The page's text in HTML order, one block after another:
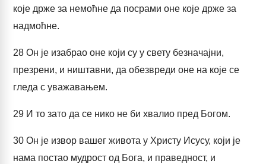
које држе за немоћне да посрами оне које држе за
надмоћне.
28 Он је изабрао оне који су у свету безначајни,
презрени, и ништавни, да обезвреди оне на које се
гледа с уважавањем.
29 И то зато да се нико не би хвалио пред Богом.
30 Он је извор вашег живота у Христу Исусу, који је
нама постао мудрост од Бога, и праведност, и